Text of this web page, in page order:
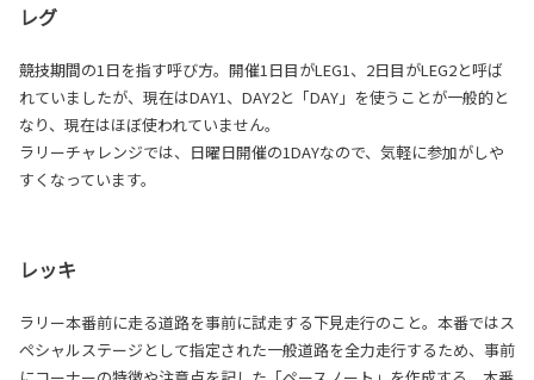
レグ
競技期間の1日を指す呼び方。開催1日目がLEG1、2日目がLEG2と呼ば
れていましたが、現在はDAY1、DAY2と「DAY」を使うことが一般的と
なり、現在はほぼ使われていません。
ラリーチャレンジでは、日曜日開催の1DAYなので、気軽に参加がしや
すくなっています。
レッキ
ラリー本番前に走る道路を事前に試走する下見走行のこと。本番ではス
ペシャルステージとして指定された一般道路を全力走行するため、事前